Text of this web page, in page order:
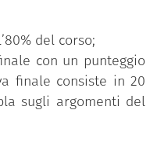
del corso;
con un punteggio
finale consiste in 20
sugli argomenti del